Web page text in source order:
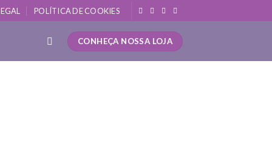
POLÍTICA DE COOKIES
CONHEÇA NOSSA LOJA